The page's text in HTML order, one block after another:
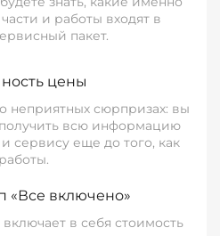
и работы входят в
пакет.
цены
неприятных сюрпризах: вы
всю информацию
сервису еще до того, как
«Все включено»
в себя стоимость